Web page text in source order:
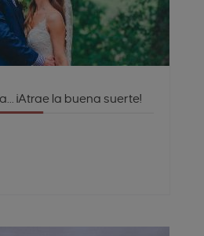
¡Atrae la buena suerte!